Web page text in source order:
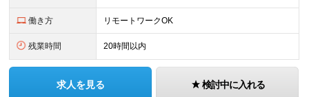
働き方 リモートワークOK
残業時間 20時間以内
求人を見る 検討中に入れる